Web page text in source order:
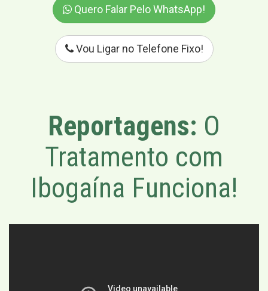
Quero Falar Pelo WhatsApp!
Vou Ligar no Telefone Fixo!
Reportagens: O
Tratamento com
Ibogaína Funciona!